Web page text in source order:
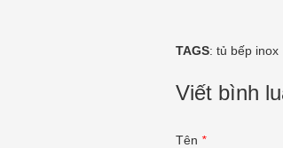
TAGS: tủ bếp inox
Viết bình
Tên *